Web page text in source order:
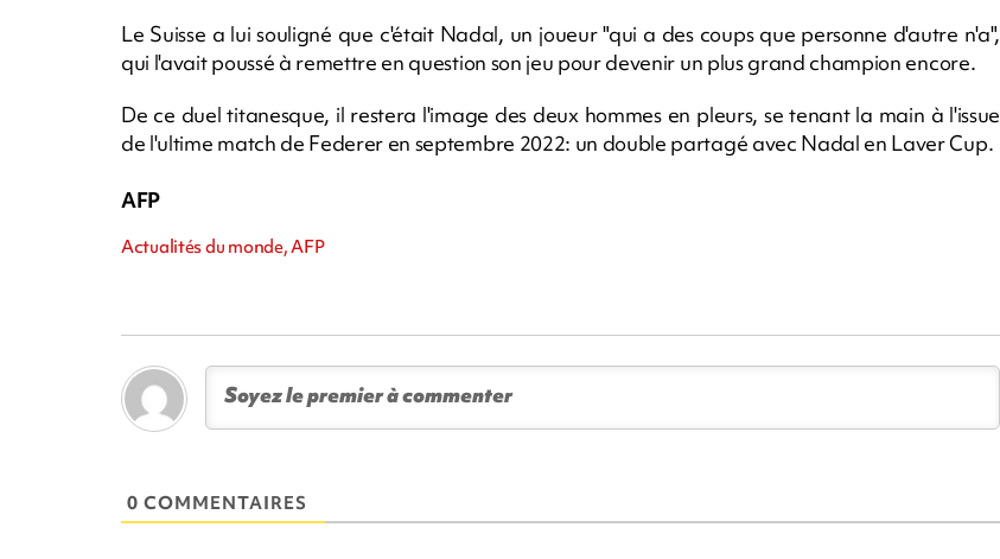
Le Suisse a lui souligné que c'était Nadal, un joueur "qui a des coups que personne d'autre n'a",
qui l'avait poussé à remettre en question son jeu pour devenir un plus grand champion encore.
De ce duel titanesque, il restera l'image des deux hommes en pleurs, se tenant la main à l'issue
de l'ultime match de Federer en septembre 2022: un double partagé avec Nadal en Laver Cup.
AFP
Actualités du monde, AFP
0 COMMENTAIRES